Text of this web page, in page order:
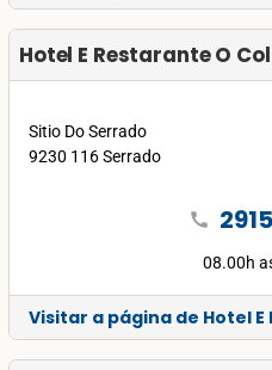
Hotel E Restarante O
Sitio Do Serrado
9230 116 Serrado
call
08.00h
Visitar a página de Hotel